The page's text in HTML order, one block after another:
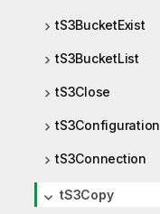
tS3BucketExist
tS3BucketList
tS3Close
tS3Configuration
tS3Connection
tS3Copy